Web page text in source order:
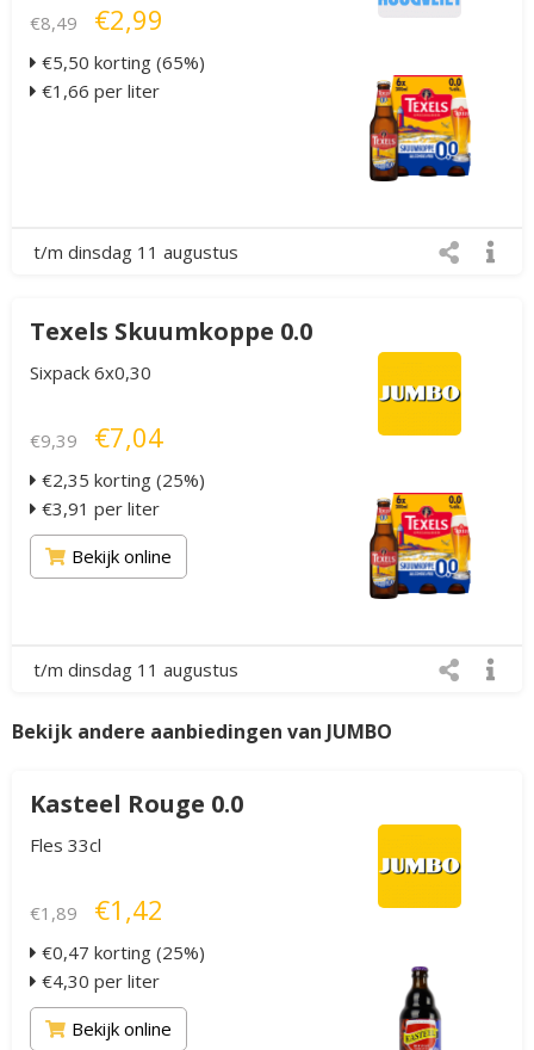
€8,49 €2,99
€5,50 korting (65%)
€1,66 per liter
t/m dinsdag 11 augustus
Texels Skuumkoppe 0.0
Sixpack 6x0,30
€9,39 €7,04
€2,35 korting (25%)
€3,91 per liter
Bekijk online
t/m dinsdag 11 augustus
Bekijk andere aanbiedingen van JUMBO
Kasteel Rouge 0.0
Fles 33cl
€1,89 €1,42
€0,47 korting (25%)
€4,30 per liter
Bekijk online